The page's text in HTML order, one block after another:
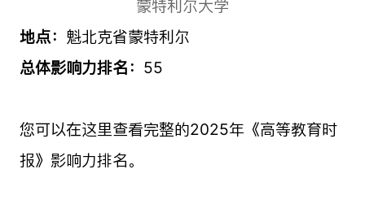
蒙特利尔大学
地点： 魁北克省蒙特利尔
总体影响力排名： 55
您可以在这里查看完整的2025年《高等教育时
报》影响力排名。